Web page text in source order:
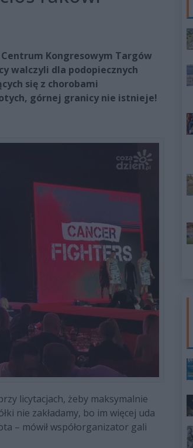
Kongresowym Targów
walczyli dla podopiecznych
się z chorobami
górnej granicy nie istnieje!
licytacjach, żeby maksymalnie
nie zakładamy, bo im więcej uda
– mówił współorganizator gali